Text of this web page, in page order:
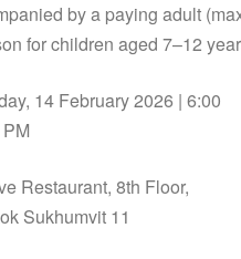
by a paying adult
for children aged 7–12
14 February 2026 | 6:00
Restaurant, 8th Floor,
Sukhumvit 11